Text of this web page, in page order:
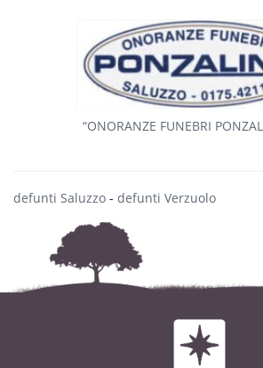
“ONORANZE FUNEBRI
defunti Saluzzo - defunti Verzuolo